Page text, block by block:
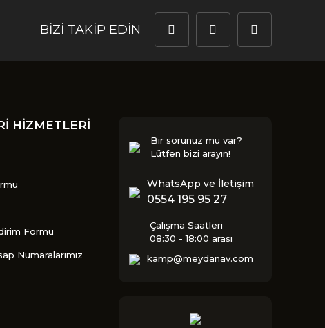
BİZİ TAKİP EDİN
HİZMETLERİ
Formu
Numaralarımız
Bir sorunuz mu var?
Lütfen bizi arayın!
WhatsApp ve İletişim
0554 195 95 27
Çalışma Saatleri
08:30 - 18:00 arası
kamp@meydanav.com